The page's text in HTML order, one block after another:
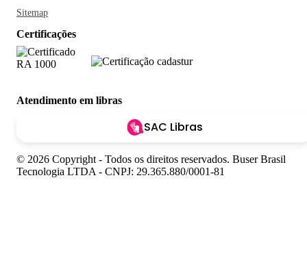
Sitemap
Certificações
Atendimento em libras
SAC Libras
© 2026 Copyright - Todos os direitos reservados. Buser Brasil
Tecnologia LTDA - CNPJ: 29.365.880/0001-81